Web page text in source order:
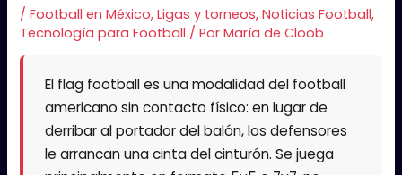
/Football en México,Ligas y torneos,Noticias Football,
Tecnología para Football / PorMaría de Cloob
El flag football es una modalidad del football
americano sin contacto físico: en lugar de
derribar al portador del balón, los defensores
le arrancan una cinta del cinturón. Se juega